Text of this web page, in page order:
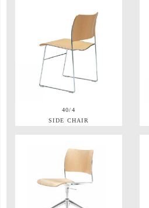
40/4
SIDE CHAIR